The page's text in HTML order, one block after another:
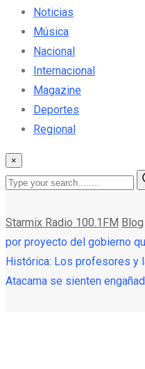
Noticias
Música
Nacional
Internacional
Magazine
Deportes
Regional
×
Starmix Radio 100.1FM Blog
por proyecto del gobierno
Histórica: Los profesores y
Atacama se sienten